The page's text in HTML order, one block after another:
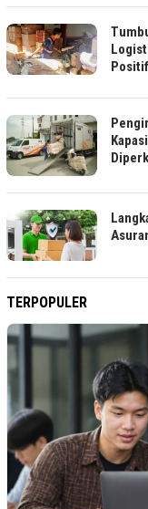
Positif
TERPOPULER